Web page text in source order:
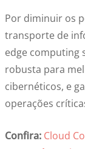
Por diminuir os
transporte de
edge computing
robusta para
cibernéticos, e
operações
Confira: Cloud